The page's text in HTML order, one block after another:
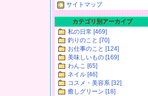
サイトマップ
カテゴリ別アーカイブ
私の日常 [469]
釣りのこと [70]
お仕事のこと [124]
美味しいもの [169]
わんこ [65]
ネイル [46]
コスメ・美容系 [32]
癒しグリーン [18]